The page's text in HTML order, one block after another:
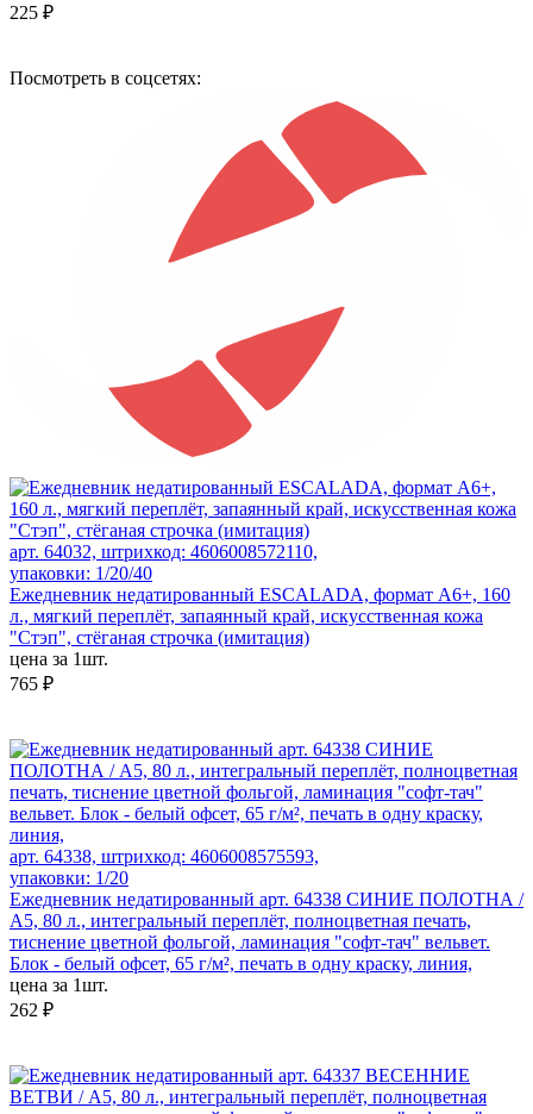
225 ₽
Посмотреть в соцсетях:
арт. 64032, штрихкод: 4606008572110,
упаковки: 1/20/40
Ежедневник недатированный ESCALADA, формат А6+, 160
л., мягкий переплёт, запаянный край, искусственная кожа
"Стэп", стёганая строчка (имитация)
цена за 1шт.
765 ₽
арт. 64338, штрихкод: 4606008575593,
упаковки: 1/20
Ежедневник недатированный арт. 64338 СИНИЕ ПОЛОТНА /
А5, 80 л., интегральный переплёт, полноцветная печать,
тиснение цветной фольгой, ламинация "софт-тач" вельвет.
Блок - белый офсет, 65 г/м², печать в одну краску, линия,
цена за 1шт.
262 ₽